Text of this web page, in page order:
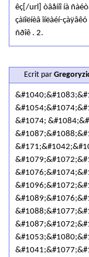
êç[/url] òâåííî íà
çàïîëíèâ îíëàéí-
ñðîê . 2.
Ecrit par
&#1074;